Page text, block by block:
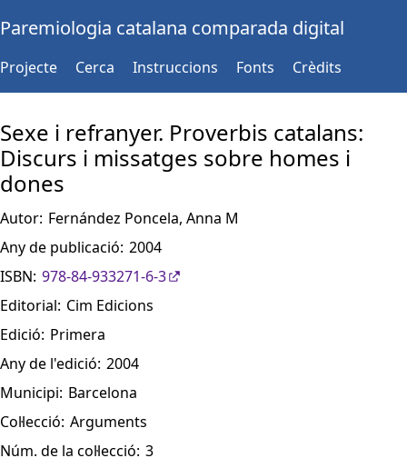
Paremiologia catalana comparada digital
Projecte Cerca Instruccions Fonts Crèdits
Sexe i refranyer. Proverbis catalans:
Discurs i missatges sobre homes i
dones
Autor: Fernández Poncela, Anna M
Any de publicació: 2004
ISBN: 978-84-933271-6-3
Editorial: Cim Edicions
Edició: Primera
Any de l'edició: 2004
Municipi: Barcelona
Col·lecció: Arguments
Núm. de la col·lecció: 3